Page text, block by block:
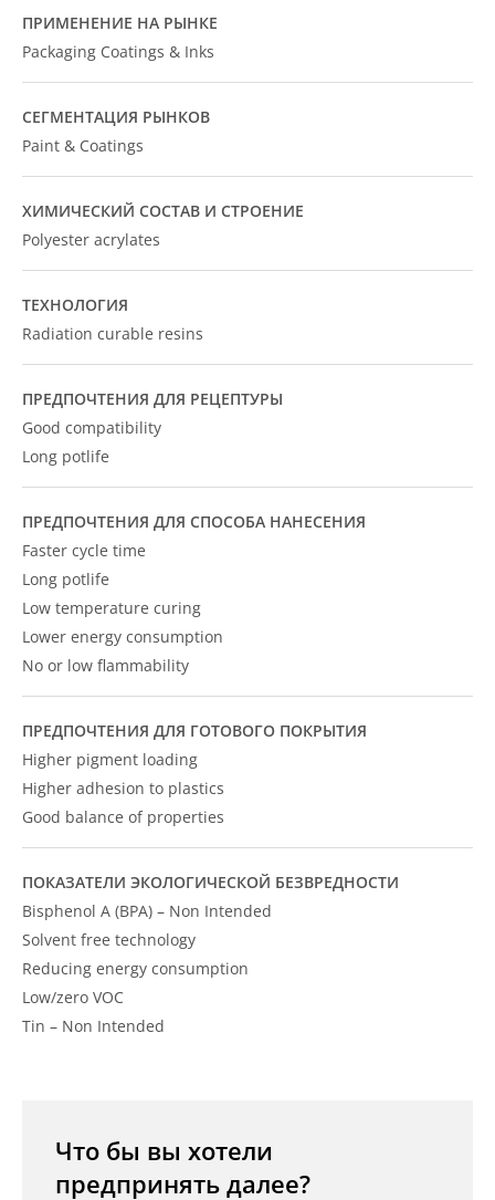
ПРИМЕНЕНИЕ НА РЫНКЕ
Packaging Coatings & Inks
СЕГМЕНТАЦИЯ РЫНКОВ
Paint & Coatings
ХИМИЧЕСКИЙ СОСТАВ И СТРОЕНИЕ
Polyester acrylates
ТЕХНОЛОГИЯ
Radiation curable resins
ПРЕДПОЧТЕНИЯ ДЛЯ РЕЦЕПТУРЫ
Good compatibility
Long potlife
ПРЕДПОЧТЕНИЯ ДЛЯ СПОСОБА НАНЕСЕНИЯ
Faster cycle time
Long potlife
Low temperature curing
Lower energy consumption
No or low flammability
ПРЕДПОЧТЕНИЯ ДЛЯ ГОТОВОГО ПОКРЫТИЯ
Higher pigment loading
Higher adhesion to plastics
Good balance of properties
ПОКАЗАТЕЛИ ЭКОЛОГИЧЕСКОЙ БЕЗВРЕДНОСТИ
Bisphenol A (BPA) – Non Intended
Solvent free technology
Reducing energy consumption
Low/zero VOC
Tin – Non Intended
Что бы вы хотели
предпринять далее?